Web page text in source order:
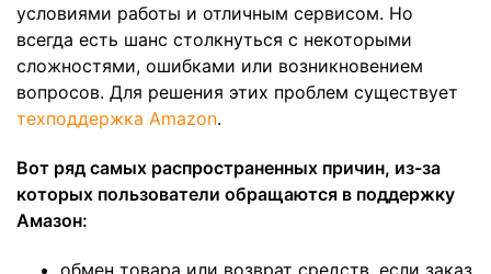
условиями работы и отличным сервисом. Но
всегда есть шанс столкнуться с некоторыми
сложностями, ошибками или возникновением
вопросов. Для решения этих проблем существует
техподдержка Amazon.
Вот ряд самых распространенных причин, из-за
которых пользователи обращаются в поддержку
Амазон:
обмен товара или возврат средств, если заказ